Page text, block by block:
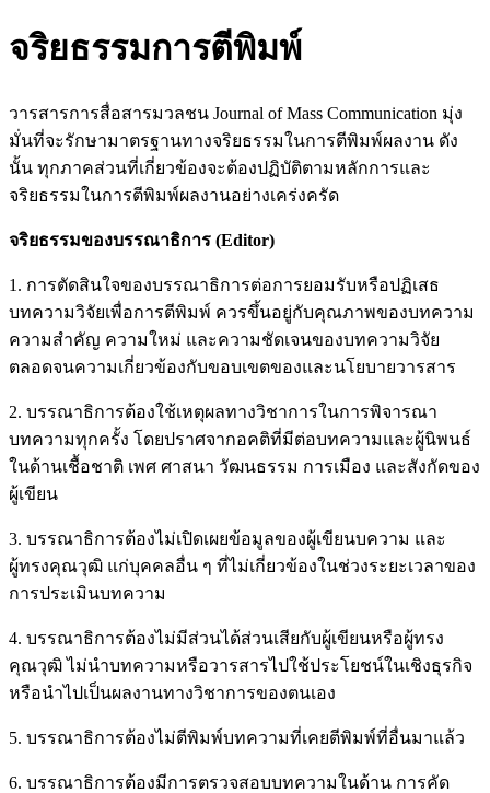
จริยธรรมการตีพิมพ์
วารสารการสื่อสารมวลชน Journal of Mass Communication มุ่ง
มั่นที่จะรักษามาตรฐานทางจริยธรรมในการตีพิมพ์ผลงาน ดัง
นั้น ทุกภาคส่วนที่เกี่ยวข้องจะต้องปฏิบัติตามหลักการและ
จริยธรรมในการตีพิมพ์ผลงานอย่างเคร่งครัด
จริยธรรมของบรรณาธิการ (Editor)
1. การตัดสินใจของบรรณาธิการต่อการยอมรับหรือปฏิเสธ
บทความวิจัยเพื่อการตีพิมพ์ ควรขึ้นอยู่กับคุณภาพของบทความ
ความสำคัญ ความใหม่ และความชัดเจนของบทความวิจัย
ตลอดจนความเกี่ยวข้องกับขอบเขตของและนโยบายวารสาร
2. บรรณาธิการต้องใช้เหตุผลทางวิชาการในการพิจารณา
บทความทุกครั้ง โดยปราศจากอคติที่มีต่อบทความและผู้นิพนธ์
ในด้านเชื้อชาติ เพศ ศาสนา วัฒนธรรม การเมือง และสังกัดของ
ผู้เขียน
3. บรรณาธิการต้องไม่เปิดเผยข้อมูลของผู้เขียนบความ และ
ผู้ทรงคุณวุฒิ แก่บุคคลอื่น ๆ ที่ไม่เกี่ยวข้องในช่วงระยะเวลาของ
การประเมินบทความ
4. บรรณาธิการต้องไม่มีส่วนได้ส่วนเสียกับผู้เขียนหรือผู้ทรง
คุณวุฒิ ไม่นําบทความหรือวารสารไปใช้ประโยชน์ในเชิงธุรกิจ
หรือนําไปเป็นผลงานทางวิชาการของตนเอง
5. บรรณาธิการต้องไม่ตีพิมพ์บทความที่เคยตีพิมพ์ที่อื่นมาแล้ว
6. บรรณาธิการต้องมีการตรวจสอบบทความในด้าน การคัด